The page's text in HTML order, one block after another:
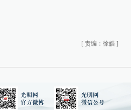
[ 责编：徐皓 ]